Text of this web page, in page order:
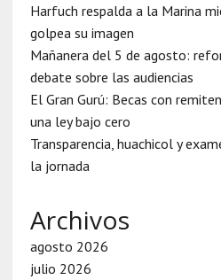
Harfuch respalda a la Marina
golpea su imagen
Mañanera del 5 de agosto:
debate sobre las audiencias
El Gran Gurú: Becas con
una ley bajo cero
Transparencia, huachicol y
la jornada
Archivos
agosto 2026
julio 2026